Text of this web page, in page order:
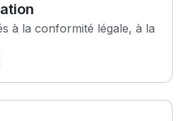
à la conformité légale, à la